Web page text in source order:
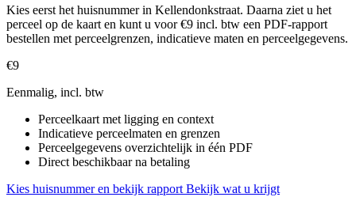
Kies eerst het huisnummer in Kellendonkstraat. Daarna ziet u het
perceel op de kaart en kunt u voor €9 incl. btw een PDF-rapport
bestellen met perceelgrenzen, indicatieve maten en perceelgegevens.
€9
Eenmalig, incl. btw
Perceelkaart met ligging en context
Indicatieve perceelmaten en grenzen
Perceelgegevens overzichtelijk in één PDF
Direct beschikbaar na betaling
Kies huisnummer en bekijk rapport Bekijk wat u krijgt